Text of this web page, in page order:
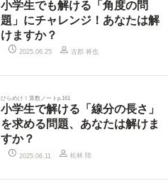
小学生でも解ける「角度の問
題」にチャレンジ！あなたは解
けますか？
2025.06.25 古郡 将也
ひらめけ！算数ノートp.161
小学生で解ける「線分の長さ」
を求める問題、あなたは解けま
すか？
2025.06.11 松林 陸